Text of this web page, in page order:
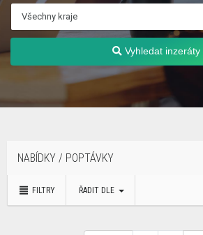
Všechny kraje
Vyhledat inzeráty
NABÍDKY / POPTÁVKY
FILTRY ŘADIT DLE